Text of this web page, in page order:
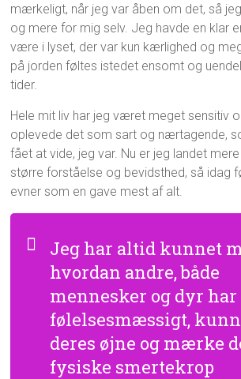
mærkeligt, når jeg var åben om det, så
og mere for mig selv. Jeg havde en klar
være i lyset, der var kun kærlighed og
på jorden føltes istedet ensomt og
tider.
Hele mit liv har jeg været meget sensitiv
oplevede det som sart og nærtagende,
fået at vide, jeg var. Nu er jeg landet
større forståelse og bevidsthed, så idag
evner som en gave mest af alt.
Jeg har altid kunnet
hvordan andre, både
mennesker og dyr har
følelsesmæssigt,
deres øjne og mærke
fysiske smertekrop